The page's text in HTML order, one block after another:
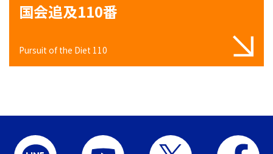
国会追及110番
Pursuit of the Diet 110